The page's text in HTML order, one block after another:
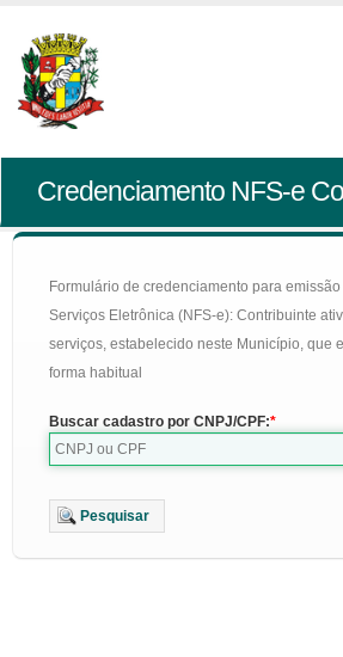
Credenciamento NFS-e
Formulário de credenciamento para
Serviços Eletrônica (NFS-e): Contribuinte
serviços, estabelecido neste Município, que
forma habitual
Buscar cadastro por CNPJ/CPF:
Pesquisar